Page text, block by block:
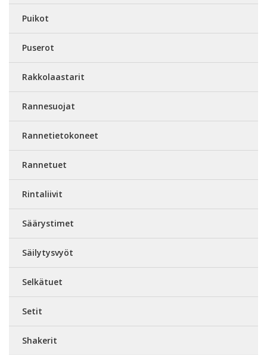
Puikot
Puserot
Rakkolaastarit
Rannesuojat
Rannetietokoneet
Rannetuet
Rintaliivit
Säärystimet
Säilytysvyöt
Selkätuet
Setit
Shakerit